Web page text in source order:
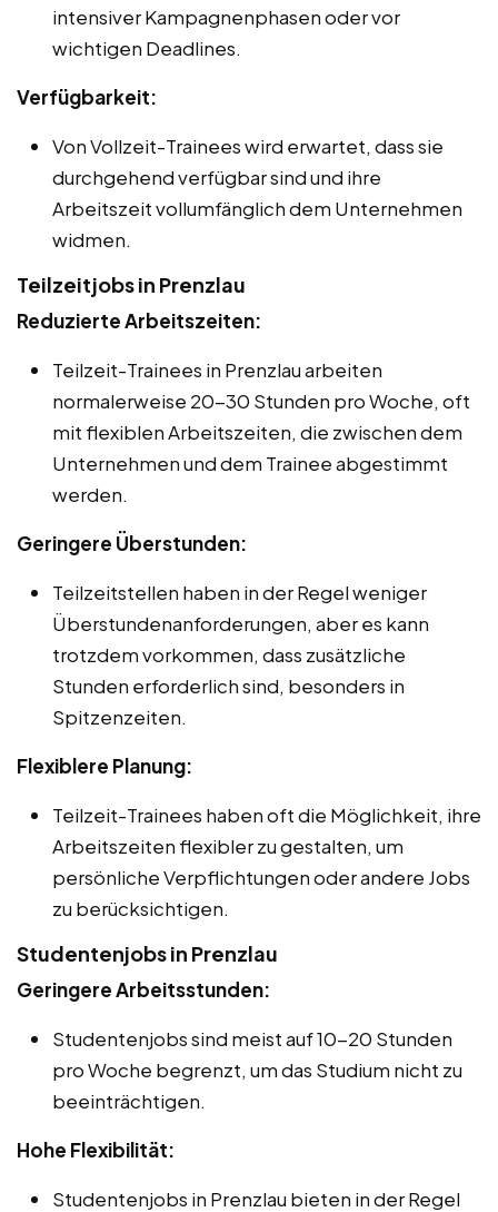
intensiver Kampagnenphasen oder vor
wichtigen Deadlines.
Verfügbarkeit:
Von Vollzeit-Trainees wird erwartet, dass sie
durchgehend verfügbar sind und ihre
Arbeitszeit vollumfänglich dem Unternehmen
widmen.
Teilzeitjobs in Prenzlau
Reduzierte Arbeitszeiten:
Teilzeit-Trainees in Prenzlau arbeiten
normalerweise 20-30 Stunden pro Woche, oft
mit flexiblen Arbeitszeiten, die zwischen dem
Unternehmen und dem Trainee abgestimmt
werden.
Geringere Überstunden:
Teilzeitstellen haben in der Regel weniger
Überstundenanforderungen, aber es kann
trotzdem vorkommen, dass zusätzliche
Stunden erforderlich sind, besonders in
Spitzenzeiten.
Flexiblere Planung:
Teilzeit-Trainees haben oft die Möglichkeit, ihre
Arbeitszeiten flexibler zu gestalten, um
persönliche Verpflichtungen oder andere Jobs
zu berücksichtigen.
Studentenjobs in Prenzlau
Geringere Arbeitsstunden:
Studentenjobs sind meist auf 10-20 Stunden
pro Woche begrenzt, um das Studium nicht zu
beeinträchtigen.
Hohe Flexibilität:
Studentenjobs in Prenzlau bieten in der Regel